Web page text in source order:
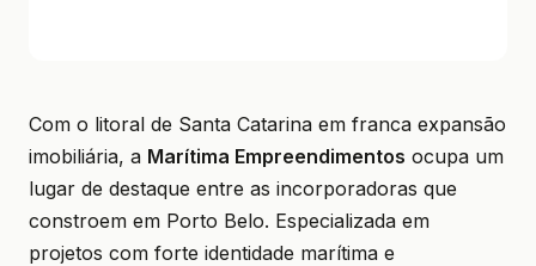
Com o litoral de Santa Catarina em franca expansão
imobiliária, a Marítima Empreendimentos ocupa um
lugar de destaque entre as incorporadoras que
constroem em Porto Belo. Especializada em
projetos com forte identidade marítima e